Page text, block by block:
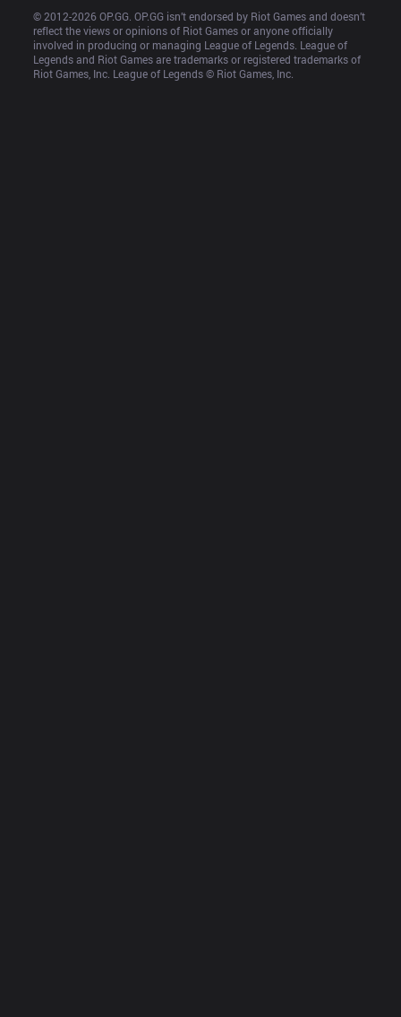
© 2012-2026 OP.GG. OP.GG isn’t endorsed by Riot Games and doesn’t
reflect the views or opinions of Riot Games or anyone officially
involved in producing or managing League of Legends. League of
Legends and Riot Games are trademarks or registered trademarks of
Riot Games, Inc. League of Legends © Riot Games, Inc.